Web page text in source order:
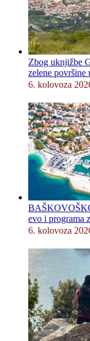
Zbog uknjižbe
zelene
6. kolovoza
evo i programa
6. kolovoza